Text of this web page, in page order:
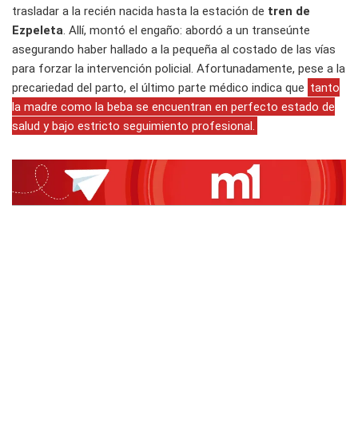
trasladar a la recién nacida hasta la estación de tren de
Ezpeleta. Allí, montó el engaño: abordó a un transeúnte
asegurando haber hallado a la pequeña al costado de las vías
para forzar la intervención policial. Afortunadamente, pese a la
precariedad del parto, el último parte médico indica que tanto
la madre como la beba se encuentran en perfecto estado de
salud y bajo estricto seguimiento profesional.